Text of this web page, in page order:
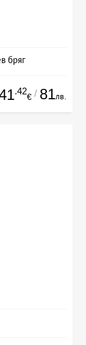
бряг
.42
€ / 81лв.